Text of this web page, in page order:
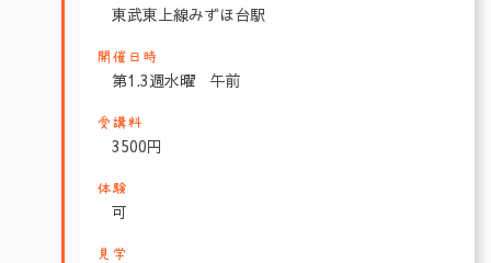
東武東上線みずほ台駅
開催日時
第1.3週水曜 午前
受講料
3500円
体験
可
見学